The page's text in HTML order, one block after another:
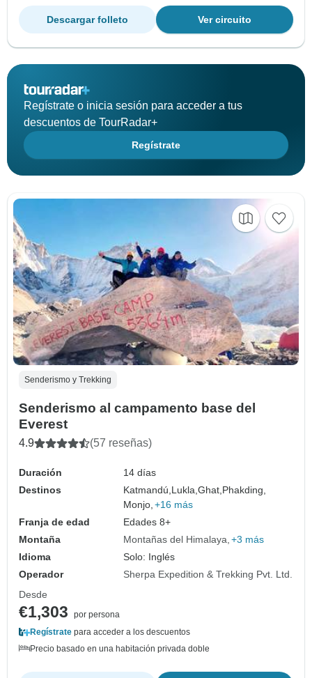
Ver circuito
Descargar folleto
Regístrate o inicia sesión para acceder a tus
descuentos de TourRadar+
Regístrate
Senderismo y Trekking
Senderismo al campamento base del
Everest
4.9 (57 reseñas)
Duración
14 días
Destinos
Katmandú, Lukla,Ghat, Phakding,
Monjo, +16 más
Franja de edad
Edades 8+
Montaña
Montañas del Himalaya +3 más
Idioma
Solo: Inglés
Operador
Sherpa Expedition & Trekking Pvt. Ltd.
Desde
€1,303
por persona
Regístrate para acceder a los descuentos
Precio basado en una habitación privada doble